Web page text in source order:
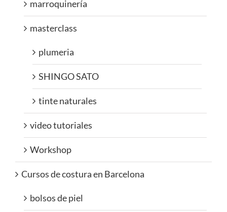
marroquinería
masterclass
plumeria
SHINGO SATO
tinte naturales
video tutoriales
Workshop
Cursos de costura en Barcelona
bolsos de piel